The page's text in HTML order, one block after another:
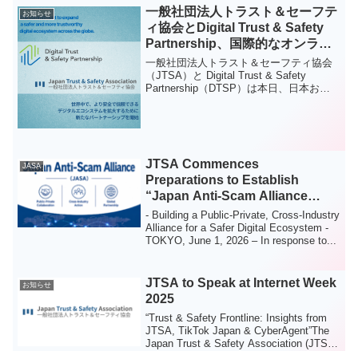
開催されました。Google および NACS
に...
お知らせ
一般社団法人トラスト＆セーフテ
ィ協会とDigital Trust & Safety
Partnership、国際的なオンライ
ン安全標準の推進に向け協働を開
始
一般社団法人トラスト＆セーフティ協会
（JTSA）と Digital Trust & Safety
Partnership（DTSP）は本日、日本およ
JASA
JTSA Commences
Preparations to Establish
“Japan Anti-Scam Alliance
(JASA)” to Strengthen Anti-
Scam Measures in Japan
- Building a Public-Private, Cross-Industry
Alliance for a Safer Digital Ecosystem -
TOKYO, June 1, 2026 – In response to...
お知らせ
JTSA to Speak at Internet Week
2025
“Trust & Safety Frontline: Insights from
JTSA, TikTok Japan & CyberAgent”The
Japan Trust & Safety Association (JTSA)